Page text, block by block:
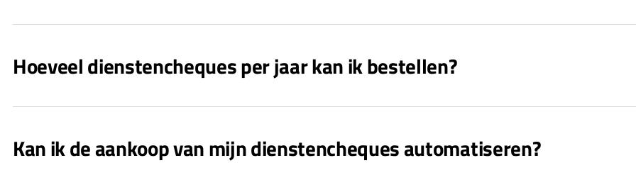
Hoeveel dienstencheques per jaar kan ik bestellen?
Kan ik de aankoop van mijn dienstencheques automatiseren?